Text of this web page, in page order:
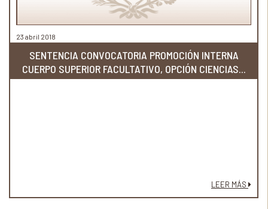
23 abril 2018
SENTENCIA CONVOCATORIA PROMOCIÓN INTERNA
CUERPO SUPERIOR FACULTATIVO, OPCIÓN CIENCIAS...
LEER MÁS